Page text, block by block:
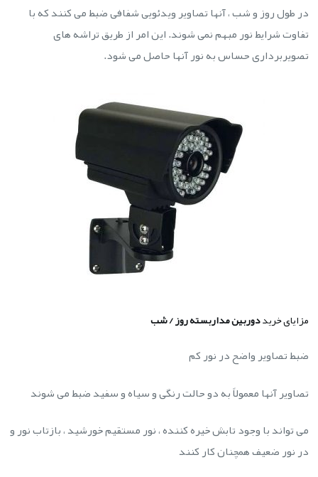
در طول روز و شب ، آنها تصاویر ویدئویی شفافی ضبط می کنند که با
تفاوت شرایط نور مبهم نمی شوند. این امر از طریق تراشه های
تصویربرداری حساس به نور آنها حاصل می شود.
مزایای خریددوربین مداربسته روز / شب
ضبط تصاویر واضح در نور کم
تصاویر آنها معمولاً به دو حالت رنگی و سیاه و سفید ضبط می شوند
می تواند با وجود تابش خیره کننده ، نور مستقیم خورشید ، بازتاب نور و
در نور ضعیف همچنان کار کنند